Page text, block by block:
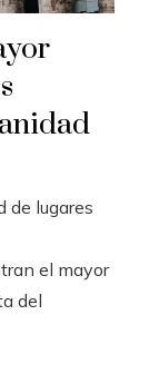
de lugares
el mayor
del